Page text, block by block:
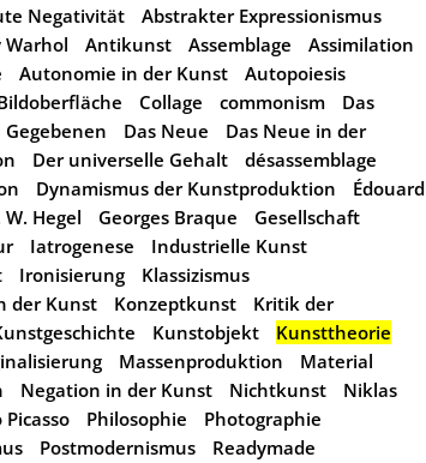
Negativität
Abstrakter Expressionismus
Warhol Antikunst Assemblage
Assimilation
Autonomie in der Kunst
Autopoiesis
Collage commonism
Das
Das Neue
Das Neue in der
Der universelle Gehalt
désassemblage
Dynamismus der Kunstproduktion
Édouard
W. Hegel Georges Braque
Gesellschaft
Iatrogenese
Industrielle Kunst
Ironisierung
Klassizismus
der Kunst Konzeptkunst
Kritik der
Kunstobjekt
Kunsttheorie
Massenproduktion
Material
Negation in der Kunst Nichtkunst
Niklas
Picasso Philosophie
Photographie
Postmodernismus
Readymade